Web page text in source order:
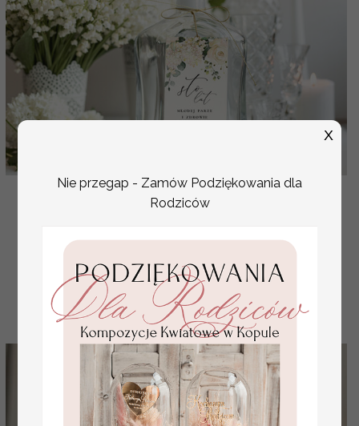
etykiety na butelki weselne, eleganckie z dowolną
treścią, zawieszki na butelkię, śmieszne wierszyki
2.30 PLN
Nie przegap - Zamów Podziękowania dla
Rodziców
X